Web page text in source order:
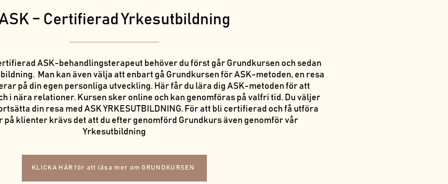
– Certifierad Yrkesutbildning
ASK-behandlingsterapeut behöver du först går Grundkursen och sedan
Man kan även välja att enbart gå Grundkursen för ASK-metoden, en resa
på din egen personliga utveckling. Här får du lära dig ASK-metoden för att
i nära relationer. Kursen sker online och kan genomföras på valfri tid. Du väljer
din resa med ASK YRKESUTBILDNING. För att bli certifierad och få utföra
på klienter krävs det att du efter genomförd Grundkurs även genomför vår
Yrkesutbildning
KLICKA HÄR för att läsa mer om GRUNDKURSEN